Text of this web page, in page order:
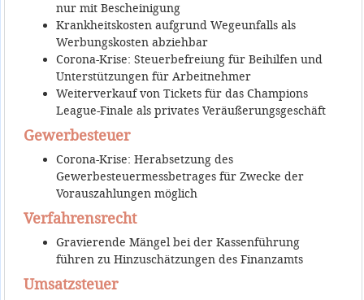
nur mit Bescheinigung
Krankheitskosten aufgrund Wegeunfalls als
Werbungskosten abziehbar
Corona-Krise: Steuerbefreiung für Beihilfen und
Unterstützungen für Arbeitnehmer
Weiterverkauf von Tickets für das Champions
League-Finale als privates Veräußerungsgeschäft
Gewerbesteuer
Corona-Krise: Herabsetzung des
Gewerbesteuermessbetrages für Zwecke der
Vorauszahlungen möglich
Verfahrensrecht
Gravierende Mängel bei der Kassenführung
führen zu Hinzuschätzungen des Finanzamts
Umsatzsteuer